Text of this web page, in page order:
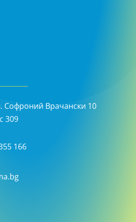
Софроний Врачански 10
309
166